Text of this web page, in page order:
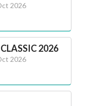
2026
2026
2026